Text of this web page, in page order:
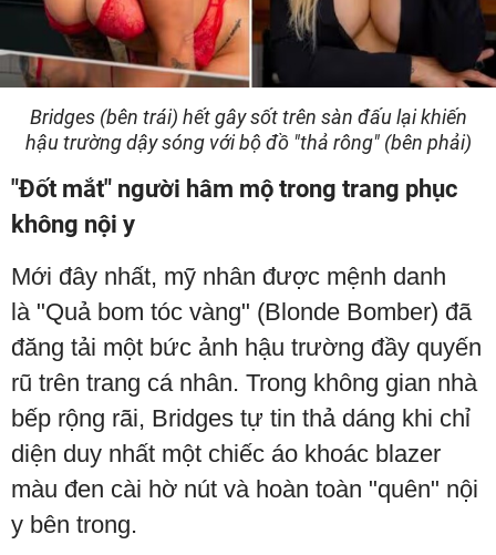
Bridges (bên trái) hết gây sốt trên sàn đấu lại khiến
hậu trường dậy sóng với bộ đồ "thả rông" (bên phải)
"Đốt mắt" người hâm mộ trong trang phục
không nội y
Mới đây nhất, mỹ nhân được mệnh danh
là "Quả bom tóc vàng" (Blonde Bomber) đã
đăng tải một bức ảnh hậu trường đầy quyến
rũ trên trang cá nhân. Trong không gian nhà
bếp rộng rãi, Bridges tự tin thả dáng khi chỉ
diện duy nhất một chiếc áo khoác blazer
màu đen cài hờ nút và hoàn toàn "quên" nội
y bên trong.